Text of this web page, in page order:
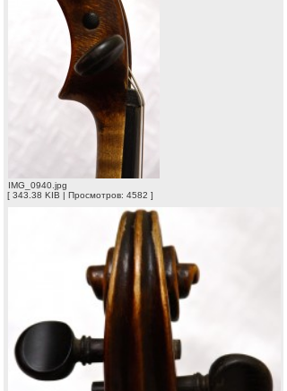
IMG_0940.jpg
[ 343.38 KIB | Просмотров: 4582 ]